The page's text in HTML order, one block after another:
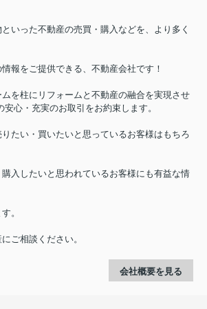
いった不動産の売買・購入などを、より多く
報をご提供できる、不動産会社です！
を柱にリフォームと不動産の融合を実現させ
心・充実のお取引をお約束します。
たい・買いたいと思っているお客様はもちろ
入したいと思われているお客様にも有益な情
。
ご相談ください。
会社概要を見る